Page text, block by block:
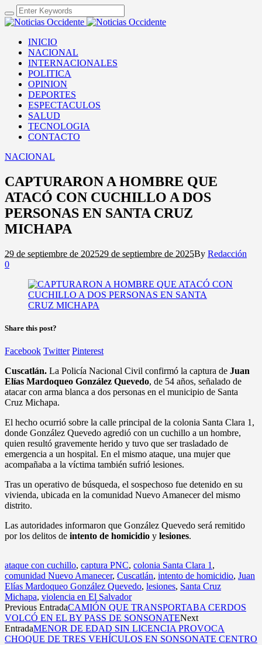
INICIO
NACIONAL
INTERNACIONALES
POLITICA
OPINION
DEPORTES
ESPECTACULOS
SALUD
TECNOLOGIA
CONTACTO
NACIONAL
CAPTURARON A HOMBRE QUE
ATACÓ CON CUCHILLO A DOS
PERSONAS EN SANTA CRUZ
MICHAPA
29 de septiembre de 202529 de septiembre de 2025By Redacción
0
Share this post?
Facebook Twitter Pinterest
Cuscatlán. La Policía Nacional Civil confirmó la captura de Juan
Elías Mardoqueo González Quevedo, de 54 años, señalado de
atacar con arma blanca a dos personas en el municipio de Santa
Cruz Michapa.
El hecho ocurrió sobre la calle principal de la colonia Santa Clara 1,
donde González Quevedo agredió con un cuchillo a un hombre,
quien resultó gravemente herido y tuvo que ser trasladado de
emergencia a un hospital. En el mismo ataque, una mujer que
acompañaba a la víctima también sufrió lesiones.
Tras un operativo de búsqueda, el sospechoso fue detenido en su
vivienda, ubicada en la comunidad Nuevo Amanecer del mismo
distrito.
Las autoridades informaron que González Quevedo será remitido
por los delitos de intento de homicidio y lesiones.
ataque con cuchillo, captura PNC, colonia Santa Clara 1 ,
comunidad Nuevo Amanecer, Cuscatlán, intento de homicidio, Juan
Elías Mardoqueo González Quevedo, lesiones, Santa Cruz
Michapa, violencia en El Salvador
Previous EntradaCAMIÓN QUE TRANSPORTABA CERDOS
VOLCÓ EN EL BY PASS DE SONSONATENext
EntradaMENOR DE EDAD SIN LICENCIA PROVOCA
CHOQUE DE TRES VEHÍCULOS EN SONSONATE CENTRO